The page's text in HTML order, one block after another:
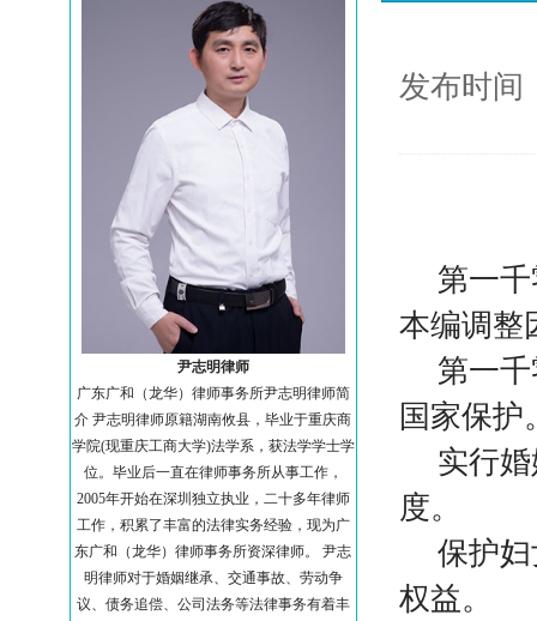
尹志明律师
广东广和（龙华）律师事务所尹志明律师简
介 尹志明律师原籍湖南攸县，毕业于重庆商
学院(现重庆工商大学)法学系，获法学学士学
位。毕业后一直在律师事务所从事工作，
2005年开始在深圳独立执业，二十多年律师
工作，积累了丰富的法律实务经验，现为广
东广和（龙华）律师事务所资深律师。 尹志
明律师对于婚姻继承、交通事故、劳动争
议、债务追偿、公司法务等法律事务有着丰
发布时
第一
本编调整
第一
国家保护
实行
度。
保护
权益。